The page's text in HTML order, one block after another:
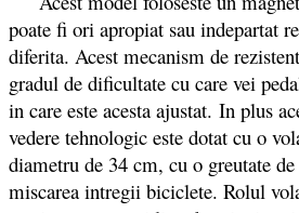
poate fi ori apropiat sau indepartat
diferita. Acest mecanism de
gradul de dificultate cu care vei
in care este acesta ajustat. In plus
vedere tehnologic este dotat cu o
diametru de 34 cm, cu o greutate
miscarea intregii biciclete. Rolul